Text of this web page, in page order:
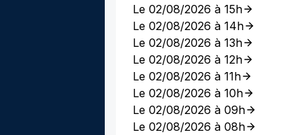
Le 02/08/2026 à 15h
Le 02/08/2026 à 14h
Le 02/08/2026 à 13h
Le 02/08/2026 à 12h
Le 02/08/2026 à 11h
Le 02/08/2026 à 10h
Le 02/08/2026 à 09h
Le 02/08/2026 à 08h